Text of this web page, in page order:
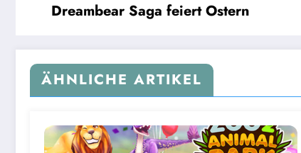
Dreambear Saga feiert Ostern
ÄHNLICHE ARTIKEL